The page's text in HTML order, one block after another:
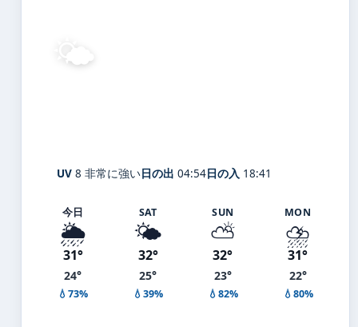
🌤️
UV 8 非常に強い日の出 04:54日の入 18:41
今日
🌦️
31°
24°
💧73%
SAT
🌤️
32°
25°
💧39%
SUN
⛅
32°
23°
💧82%
MON
⛈️
31°
22°
💧80%